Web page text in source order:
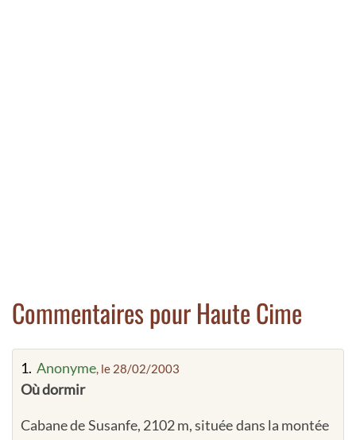
Commentaires pour Haute Cime
1. Anonyme , le 28/02/2003
Où dormir
Cabane de Susanfe, 2102 m, située dans la montée